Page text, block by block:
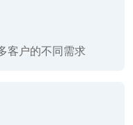
客户的不同需求